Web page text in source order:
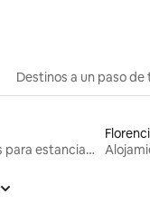
Destinos a un paso de
Alojamientos para estancias largas